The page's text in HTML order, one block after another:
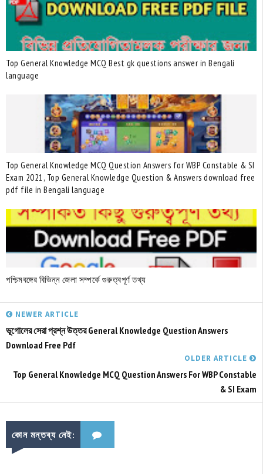
Top General Knowledge MCQ Best gk questions answer in Bengali
language
Top General Knowledge MCQ Question Answers for WBP Constable & SI
Exam 2021, Top General Knowledge Question & Answers download free
pdf file in Bengali language
পশ্চিমবঙ্গের বিভিন্ন জেলা সম্পর্কে গুরুত্বপূর্ণ তথ্য
NEWER ARTICLE
ভূগোলের সেরা প্রশ্ন উত্তর General Knowledge Question Answers
Download Free Pdf
OLDER ARTICLE
Top General Knowledge MCQ Question Answers For WBP Constable
& SI Exam
কোন মন্তব্য নেই: